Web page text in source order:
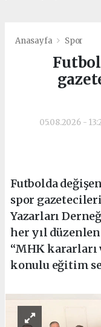
Anasayfa Spor
05.08.2026 -
Futbolda
spor
Yazarları
her yıl
“MHK kararları
konulu eğitim